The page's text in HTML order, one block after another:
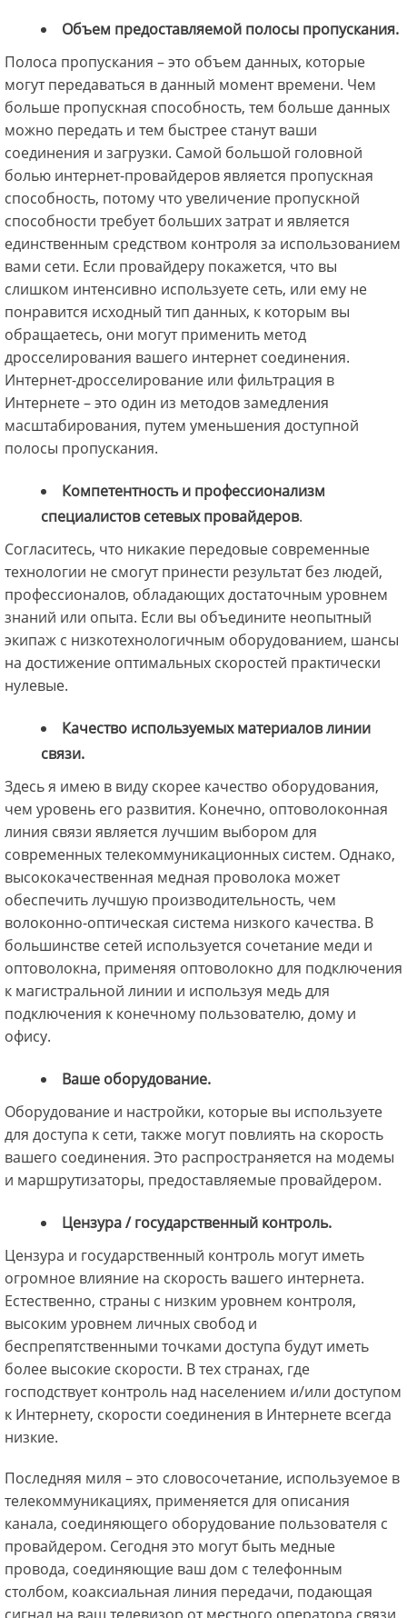
Объем предоставляемой полосы пропускания.
Полоса пропускания – это объем данных, которые
могут передаваться в данный момент времени. Чем
больше пропускная способность, тем больше данных
можно передать и тем быстрее станут ваши
соединения и загрузки. Самой большой головной
болью интернет-провайдеров является пропускная
способность, потому что увеличение пропускной
способности требует больших затрат и является
единственным средством контроля за использованием
вами сети. Если провайдеру покажется, что вы
слишком интенсивно используете сеть, или ему не
понравится исходный тип данных, к которым вы
обращаетесь, они могут применить метод
дросселирования вашего интернет соединения.
Интернет-дросселирование или фильтрация в
Интернете – это один из методов замедления
масштабирования, путем уменьшения доступной
полосы пропускания.
Компетентность и профессионализм
специалистов сетевых провайдеров.
Согласитесь, что никакие передовые современные
технологии не смогут принести результат без людей,
профессионалов, обладающих достаточным уровнем
знаний или опыта. Если вы объедините неопытный
экипаж с низкотехнологичным оборудованием, шансы
на достижение оптимальных скоростей практически
нулевые.
Качество используемых материалов линии
связи.
Здесь я имею в виду скорее качество оборудования,
чем уровень его развития. Конечно, оптоволоконная
линия связи является лучшим выбором для
современных телекоммуникационных систем. Однако,
высококачественная медная проволока может
обеспечить лучшую производительность, чем
волоконно-оптическая система низкого качества. В
большинстве сетей используется сочетание меди и
оптоволокна, применяя оптоволокно для подключения
к магистральной линии и используя медь для
подключения к конечному пользователю, дому и
офису.
Ваше оборудование.
Оборудование и настройки, которые вы используете
для доступа к сети, также могут повлиять на скорость
вашего соединения. Это распространяется на модемы
и маршрутизаторы, предоставляемые провайдером.
Цензура / государственный контроль.
Цензура и государственный контроль могут иметь
огромное влияние на скорость вашего интернета.
Естественно, страны с низким уровнем контроля,
высоким уровнем личных свобод и
беспрепятственными точками доступа будут иметь
более высокие скорости. В тех странах, где
господствует контроль над населением и/или доступом
к Интернету, скорости соединения в Интернете всегда
низкие.
Последняя миля – это словосочетание, используемое в
телекоммуникациях, применяется для описания
канала, соединяющего оборудование пользователя с
провайдером. Сегодня это могут быть медные
провода, соединяющие ваш дом с телефонным
столбом, коаксиальная линия передачи, подающая